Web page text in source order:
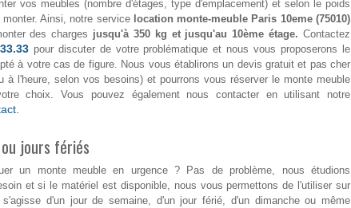
vos meubles (nombre d'étages, type d'emplacement) et selon le poids
Ainsi, notre service location monte-meuble Paris 10eme (75010)
des charges jusqu'à 350 kg et jusqu'au 10ème étage. Contactez
pour discuter de votre problématique et nous vous proposerons le
à votre cas de figure. Nous vous établirons un devis gratuit et pas cher
à l'heure, selon vos besoins) et pourrons vous réserver le monte meuble
choix. Vous pouvez également nous contacter en utilisant notre
jours fériés
un monte meuble en urgence ? Pas de problème, nous étudions
et si le matériel est disponible, nous vous permettons de l'utiliser sur
d'un jour de semaine, d'un jour férié, d'un dimanche ou même